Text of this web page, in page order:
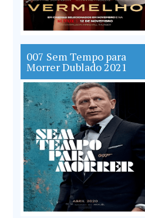
007 Sem Tempo para
Morrer Dublado 2021